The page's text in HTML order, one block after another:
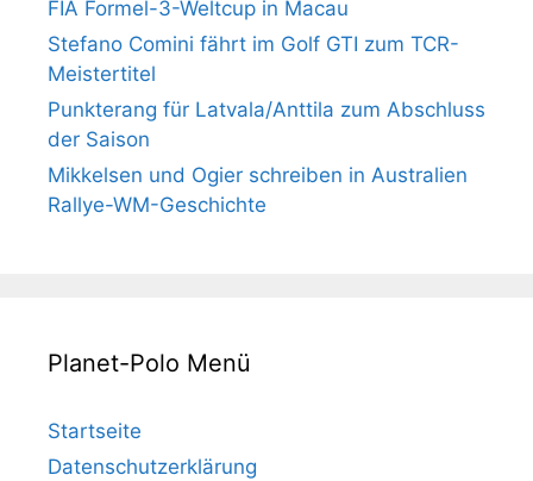
FIA Formel-3-Weltcup in Macau
Stefano Comini fährt im Golf GTI zum TCR-
Meistertitel
Punkterang für Latvala/Anttila zum Abschluss
der Saison
Mikkelsen und Ogier schreiben in Australien
Rallye-WM-Geschichte
Planet-Polo Menü
Startseite
Datenschutzerklärung